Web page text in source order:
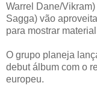
Warrel Dane/
Sagga) vão
para mostrar
O grupo planeja
debut álbum com o
europeu.